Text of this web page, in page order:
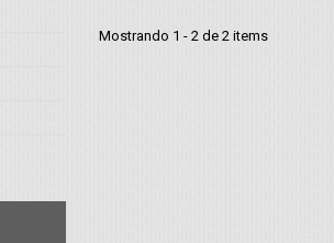
Mostrando 1 - 2 de 2 items